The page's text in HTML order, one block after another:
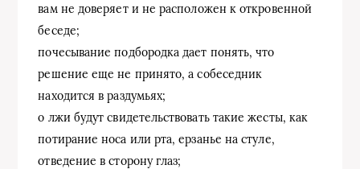
вам не доверяет и не расположен к откровенной
беседе;
почесывание подбородка дает понять, что
решение еще не принято, а собеседник
находится в раздумьях;
о лжи будут свидетельствовать такие жесты, как
потирание носа или рта, ерзанье на стуле,
отведение в сторону глаз;